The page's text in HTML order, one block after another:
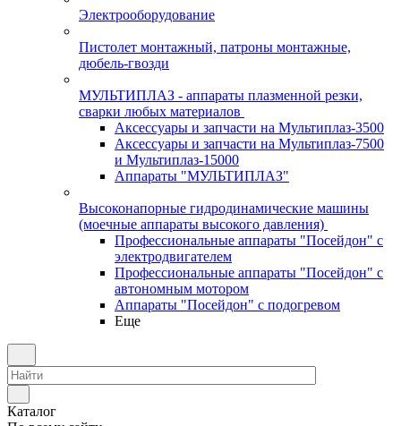
Электрооборудование
Пистолет монтажный, патроны монтажные,
дюбель-гвозди
МУЛЬТИПЛАЗ - аппараты плазменной резки,
сварки любых материалов
Аксессуары и запчасти на Мультиплаз-3500
Аксессуары и запчасти на Мультиплаз-7500
и Мультиплаз-15000
Аппараты "МУЛЬТИПЛАЗ"
Высоконапорные гидродинамические машины
(моечные аппараты высокого давления)
Профессиональные аппараты "Посейдон" с
электродвигателем
Профессиональные аппараты "Посейдон" с
автономным мотором
Аппараты "Посейдон" с подогревом
Еще
Каталог